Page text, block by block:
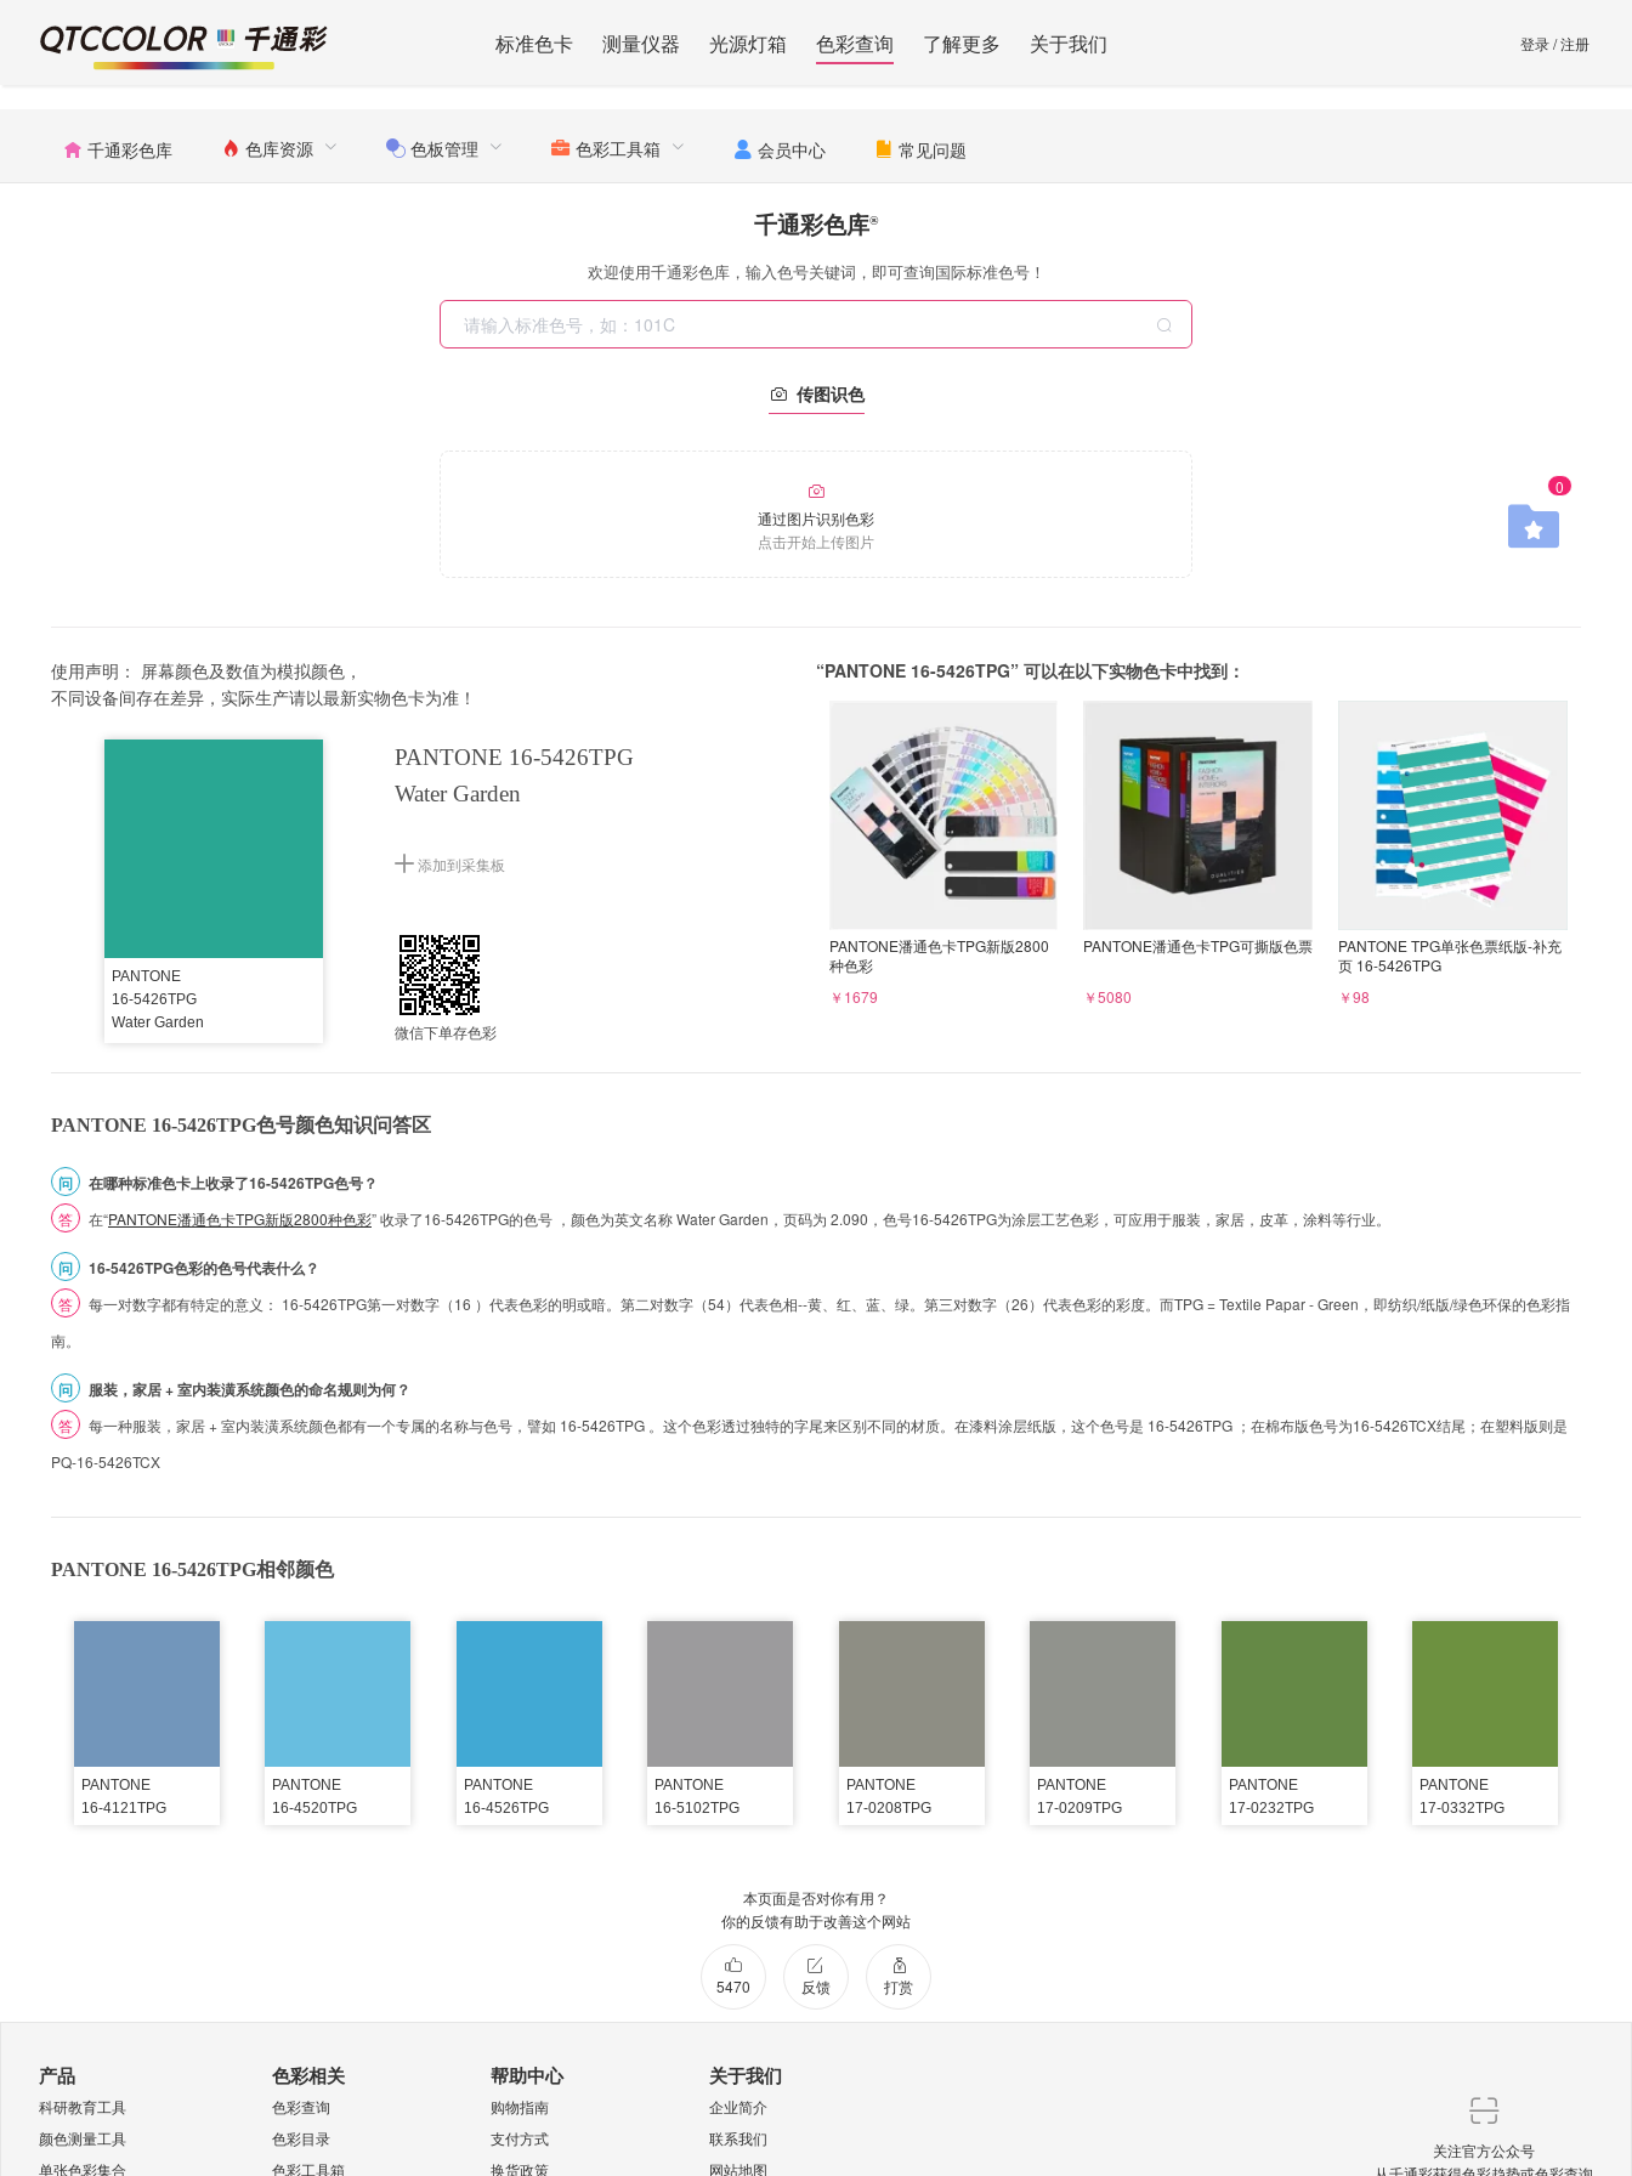
标准色卡 测量仪器 光源灯箱 色彩查询 了解更多 关于我们 登录/注册
千通彩色库 色库资源 色板管理 色彩工具箱 会员中心 常见问题
0
千通彩色库®
欢迎使用千通彩色库，输入色号关键词，即可查询国际标准色号！
传图识色
通过图片识别色彩
点击开始上传图片
使用声明： 屏幕颜色及数值为模拟颜色，
不同设备间存在差异，实际生产请以最新实物色卡为准！
PANTONE
16-5426TPG
Water Garden
PANTONE 16-5426TPG
Water Garden
添加到采集板
微信下单存色彩
“PANTONE 16-5426TPG” 可以在以下实物色卡中找到：
PANTONE潘通色卡TPG新版2800
种色彩
￥1679
PANTONE潘通色卡TPG可撕版色票
￥5080
PANTONE TPG单张色票纸版-补充
页 16-5426TPG
￥98
PANTONE 16-5426TPG色号颜色知识问答区
问 在哪种标准色卡上收录了16-5426TPG色号？
答 在“PANTONE潘通色卡TPG新版2800种色彩” 收录了16-5426TPG的色号 ，颜色为英文名称 Water Garden，页码为 2.090，色号16-5426TPG为涂层工艺色彩，可应用于服装，家居，皮革，涂料等行业。
问 16-5426TPG色彩的色号代表什么？
答
每一对数字都有特定的意义： 16-5426TPG第一对数字（16 ）代表色彩的明或暗。第二对数字（54）代表色相--黄、红、蓝、绿。第三对数字（26）代表色彩的彩度。而TPG = Textile Papar - Green，即纺织/纸版/绿色环保的色彩指
南。
问 服装，家居 + 室内装潢系统颜色的命名规则为何？
答
每一种服装，家居 + 室内装潢系统颜色都有一个专属的名称与色号，譬如 16-5426TPG 。这个色彩透过独特的字尾来区别不同的材质。在漆料涂层纸版，这个色号是 16-5426TPG ；在棉布版色号为16-5426TCX结尾；在塑料版则是
PQ-16-5426TCX
PANTONE 16-5426TPG相邻颜色
PANTONE
16-4121TPG
PANTONE
16-4520TPG
PANTONE
16-4526TPG
PANTONE
16-5102TPG
PANTONE
17-0208TPG
PANTONE
17-0209TPG
PANTONE
17-0232TPG
PANTONE
17-0332TPG
本页面是否对你有用？
你的反馈有助于改善这个网站
5470 反馈 打赏
产品
科研教育工具
颜色测量工具
单张色彩集合
色彩相关
色彩查询
色彩目录
色彩工具箱
帮助中心
购物指南
支付方式
换货政策
关于我们
企业简介
联系我们
网站地图
关注官方公众号